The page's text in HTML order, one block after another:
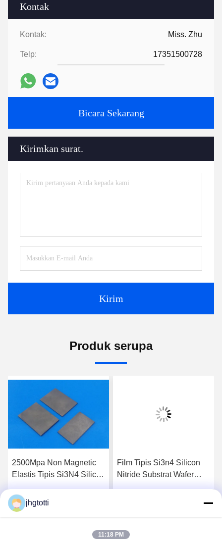
Kontak
Kontak: Miss. Zhu
Telp: 17351500728
Bicara Sekarang
Kirimkan surat.
Kirim
Produk serupa
2500Mpa Non Magnetic
Elastis Tipis Si3N4 Silicon
Elektrik
Dapatkan Harga Terbaik
Film Tipis Si3n4 Silicon
Nitride Substrat Wafer
jhgtotti
11:18 PM